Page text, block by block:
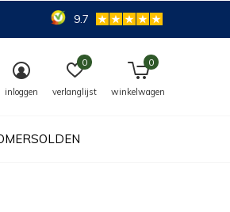
inloggen verlanglijst
0
winkelwagen
0
9.7